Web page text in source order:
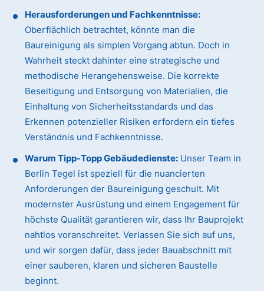
Herausforderungen und Fachkenntnisse:
Oberflächlich betrachtet, könnte man die
Baureinigung als simplen Vorgang abtun. Doch in
Wahrheit steckt dahinter eine strategische und
methodische Herangehensweise. Die korrekte
Beseitigung und Entsorgung von Materialien, die
Einhaltung von Sicherheitsstandards und das
Erkennen potenzieller Risiken erfordern ein tiefes
Verständnis und Fachkenntnisse.
Warum Tipp-Topp Gebäudedienste: Unser Team in
Berlin Tegel ist speziell für die nuancierten
Anforderungen der Baureinigung geschult. Mit
modernster Ausrüstung und einem Engagement für
höchste Qualität garantieren wir, dass Ihr Bauprojekt
nahtlos voranschreitet. Verlassen Sie sich auf uns,
und wir sorgen dafür, dass jeder Bauabschnitt mit
einer sauberen, klaren und sicheren Baustelle
beginnt.